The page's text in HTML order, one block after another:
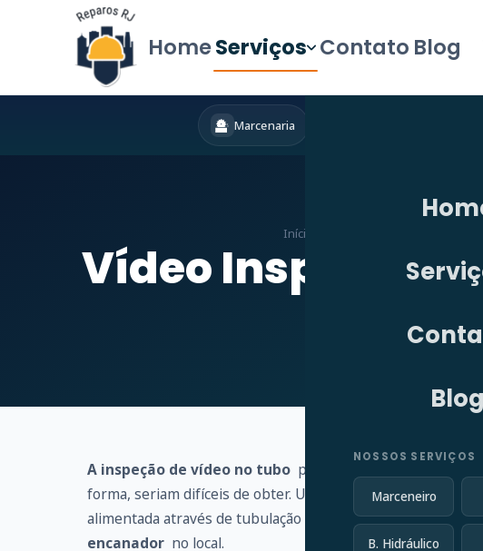
HomeServiços Contato Blog
Blog
NOSSOS SERVIÇOS
Marceneiro
B. Hidráulico
Marcenaria
Início
Vídeo Inspeção
A inspeção de vídeo no tubo pode identificar vários
forma, seriam difíceis de obter. Uma haste flexível
alimentada através de tubulação ou linha de esgoto e
encanador no local.